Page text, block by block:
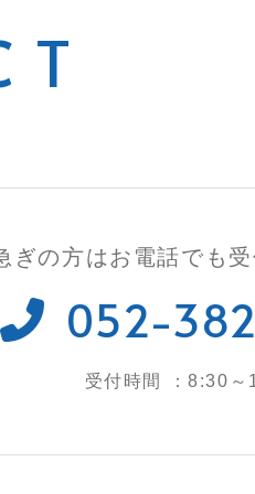
ぎの方はお電話でも
052-
受付時間 ：8:30～